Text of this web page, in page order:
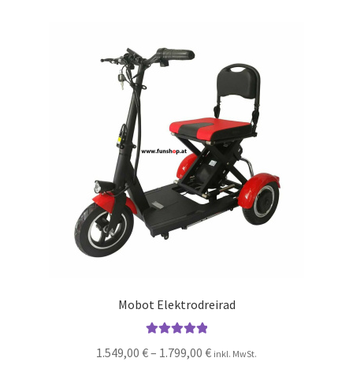
Mobot Elektrodreirad
von 5
1.549,00 €– 1.799,00 € inkl. MwSt.